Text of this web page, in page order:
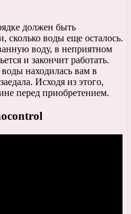
должен быть
сколько воды еще осталось.
воду, в неприятном
и закончит работать.
находилась вам в
Исходя из этого,
перед приобретением.